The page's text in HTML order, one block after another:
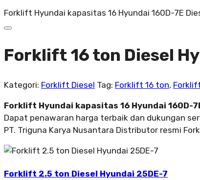
Forklift Hyundai kapasitas 16 Hyundai 160D-7E
Forklift 16 ton Diesel
Kategori: Forklift Diesel Tag: Forklift 16 ton,
Forklift Hyundai kapasitas 16 Hyundai 160D-
Dapat penawaran harga terbaik dan dukungan
PT. Triguna Karya Nusantara Distributor resmi
Forklift 2.5 ton Diesel Hyundai 25DE-7